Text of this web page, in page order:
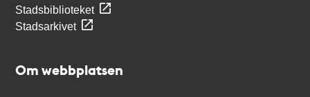
Stadsbiblioteket
Stadsarkivet
Om webbplatsen